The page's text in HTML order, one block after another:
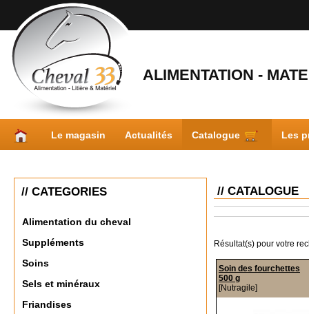
ALIMENTATION -
Le magasin Actualités Catalogue Les
// CATEGORIES
Alimentation du cheval
Suppléments
Soins
Sels et minéraux
Friandises
// CATALOGUE
Résultat(s) pour votre
Soin des fourchettes
500 g
[Nutragile]